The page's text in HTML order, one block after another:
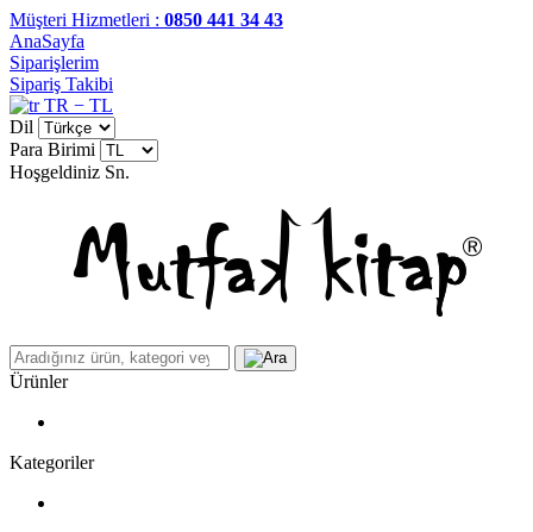
Müşteri Hizmetleri : 0850 441 34 43
AnaSayfa
Siparişlerim
Sipariş Takibi
TR − TL
Dil
Para Birimi
Hoşgeldiniz Sn.
Ürünler
Kategoriler